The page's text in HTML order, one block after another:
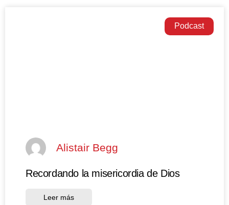
Podcast
Alistair Begg
Recordando la misericordia de Dios
Leer más